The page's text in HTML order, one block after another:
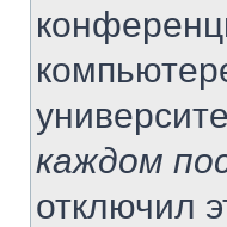
каждом
отключил